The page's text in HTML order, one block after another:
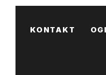
KONTAKT